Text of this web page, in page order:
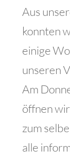
Aus
konnten
einige
unseren
Am
öffnen
zum
alle